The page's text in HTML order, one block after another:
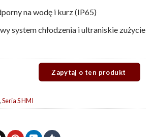
na wodę i kurz (IP65)
system chłodzenia i ultraniskie zużycie
,Seria S HMI